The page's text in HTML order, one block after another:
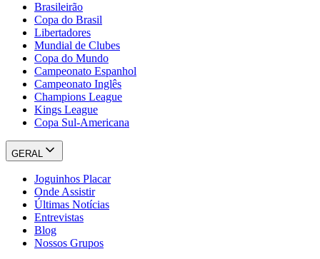
Brasileirão
Copa do Brasil
Libertadores
Mundial de Clubes
Copa do Mundo
Campeonato Espanhol
Campeonato Inglês
Champions League
Kings League
Copa Sul-Americana
GERAL
Joguinhos Placar
Onde Assistir
Últimas Notícias
Entrevistas
Blog
Nossos Grupos